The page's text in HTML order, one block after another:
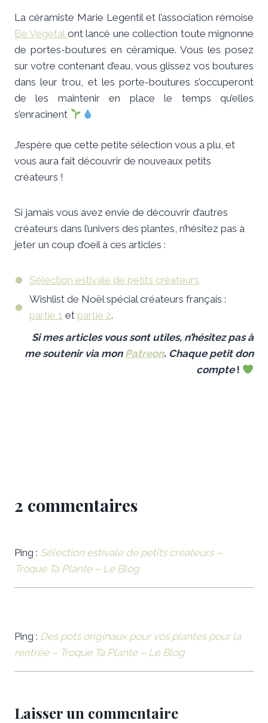
La céramiste Marie Legentil et l’association rémoise
Be Vegetal ont lancé une collection toute mignonne
de portes-boutures en céramique. Vous les posez
sur votre contenant d’eau, vous glissez vos boutures
dans leur trou, et les porte-boutures s’occuperont
de les maintenir en place le temps qu’elles
s’enracinent
J’espère que cette petite sélection vous a plu, et
vous aura fait découvrir de nouveaux petits
créateurs !
Si jamais vous avez envie de découvrir d’autres
créateurs dans l’univers des plantes, n’hésitez pas à
jeter un coup d’oeil à ces articles :
Sélection estivale de petits créateurs
Wishlist de Noël spécial créateurs français :
partie 1 et partie 2.
Si mes articles vous sont utiles, n’hésitez pas à
me soutenir via mon Patreon. Chaque petit don
compte !
2 commentaires
Ping : Sélection estivale de petits créateurs –
Troque Ta Plante – Le Blog
Ping : Des pots originaux pour vos plantes pour la
rentrée – Troque Ta Plante – Le Blog
Laisser un commentaire